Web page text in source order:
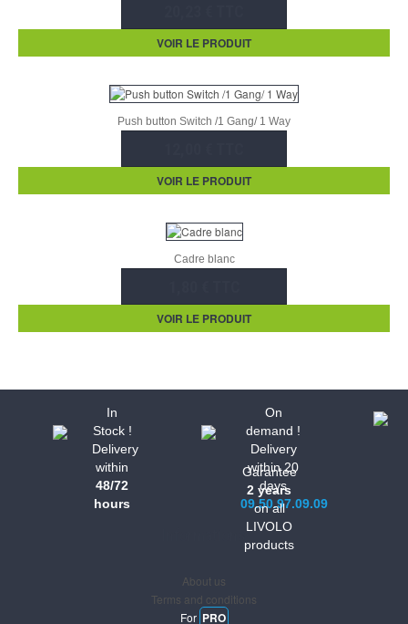
VOIR LE PRODUIT
Push button Switch /1 Gang/ 1 Way
VOIR LE PRODUIT
Cadre blanc
VOIR LE PRODUIT
In
Stock !
Delivery
within
48/72
hours
On
demand !
Delivery
within 20
days
09.50.97.09.09
Garantee
2 years
on all
LIVOLO
products
About us
Terms and conditions
For PRO